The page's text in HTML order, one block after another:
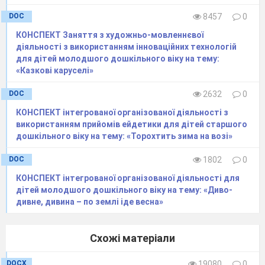
Звучать звуки природи. Прилітає сова.
Подивіться, хто до нас завітав? (Мудра тітонька
Сова).
Діти переходять в іншу зону, до контейнерів із
прилетіла неспроста. Вона
вирішила нам допомогти повернути пелюстки квітці
але незважаючи на те, що Сова
мудра, поважна, вона
полюбляє і гратися із дітьми. І всі підказки заховала ось
в цих контейнерах із крупою.
Вам необхідно
зашифроване
Крупо терапія і гра в асоціації «Відгадай, що
зашифровано»
Іграшки із дитячої лікарні
– право на повноцінне харчування;
А іще мішечок із навушниками і книжками –
DOC 8457
0
КОНСПЕКТ Заняття з художньо-мовленнєвої
діяльності з використанням інноваційних технологій
для дітей молодшого дошкільного віку на тему:
«Казкові каруселі»
DOC 2632
0
КОНСПЕКТ інтегрованої організованої діяльності з
використанням прийомів ейдетики для дітей старшого
дошкільного віку на тему: «Торохтить зима на возі»
DOC 1802
0
КОНСПЕКТ інтегрованої організованої діяльності для
дітей молодшого дошкільного віку на тему: «Диво-
дивне, дивина – по землі іде весна»
Схожі матеріали